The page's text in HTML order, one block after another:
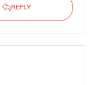
REPLY